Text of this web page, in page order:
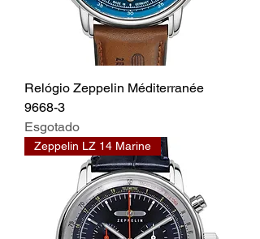
Relógio Zeppelin Méditerranée
9668-3
Esgotado
Zeppelin LZ 14 Marine